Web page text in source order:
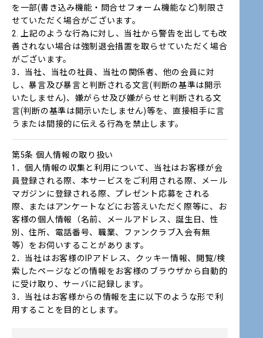
を一部(書き込み機能・問合せフォーム機能など)制限さ
せていただく場合がございます。
2. 上記のような行為に対し、当社から警告を出しても改
善されない場合は強制退会措置を取らせていただく場合
がございます。
3．当社、当社の社員、当社の関係者、他の会員に対
し、暴言及び暴言と判断される文言(判断の基準は開示
いたしません)、嫌がらせ及び嫌がらせと判断される文
言(判断の基準は開示いたしません)等を、直接相手に言
うまたは間接的に伝える行為を禁止します。
第5条 個人情報の取り扱い
1．個人情報の収集と利用について、当社はお客様が会
員登録される際、本サービスをご利用される際、メール
マガジンに登録される際、プレゼント応募をされる
際、またはアンケートなどにお答えいただく際等に、お
客様の個人情報（名前、メールアドレス、誕生日、性
別、住所、電話番号、職業、ファンクラブ入会有無
等）をお伺いすることがあります。
2．当社はお客様のIPアドレス、クッキー情報、閲覧/検
索したページなどの情報をお客様のブラウザから自動的
に受け取り、サーバに記録します。
3．当社はお客様からの情報を主に以下のような形で利
用することを目的とします。